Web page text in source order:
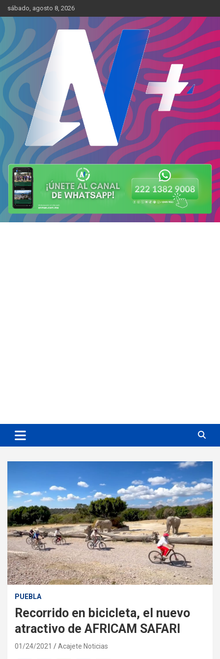
Skip
to
content
sábado, agosto 8, 2026
AN Más
Más cerca de ti
PUEBLA
Recorrido en bicicleta, el nuevo
atractivo de AFRICAM SAFARI
01/24/2021 Acajete Noticias